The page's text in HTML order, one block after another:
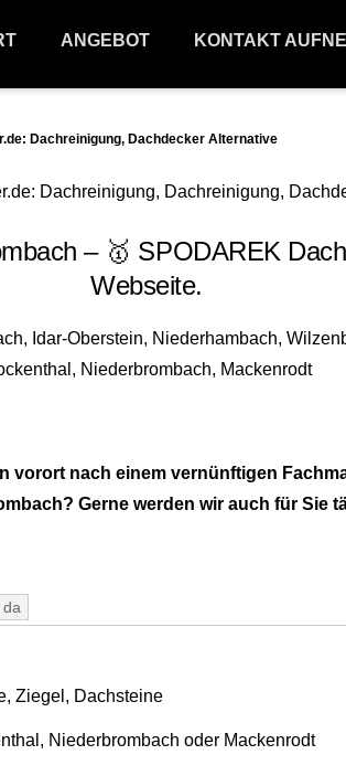
ANGEBOT KONTAKT
Dachreinigung, Dachdecker Alternative
– 🥇 SPODAREK
Webseite.
vorort nach einem vernünftigen
Gerne werden wir auch für Sie